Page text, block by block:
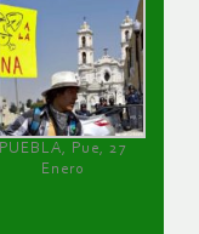
PUEBLA, Pue, 27
Enero